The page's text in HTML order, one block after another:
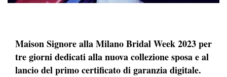
Maison Signore alla Milano Bridal Week 2023 per
tre giorni dedicati alla nuova collezione sposa e al
lancio del primo certificato di garanzia digitale.